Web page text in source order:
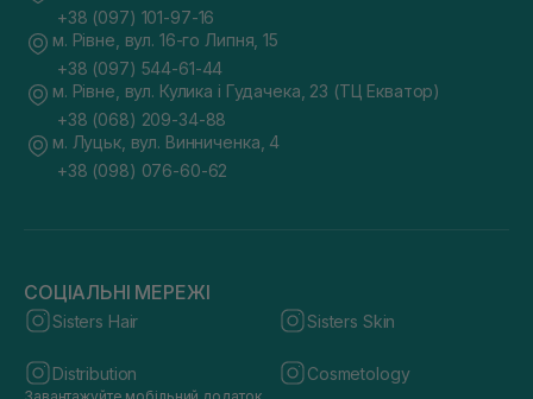
+38 (097) 101-97-16
м. Рівне, вул. 16-го Липня, 15
+38 (097) 544-61-44
м. Рівне, вул. Кулика і Гудачека, 23 (ТЦ Екватор)
+38 (068) 209-34-88
м. Луцьк, вул. Винниченка, 4
+38 (098) 076-60-62
СОЦІАЛЬНІ МЕРЕЖІ
Sisters Hair Sisters Skin
Distribution Cosmetology